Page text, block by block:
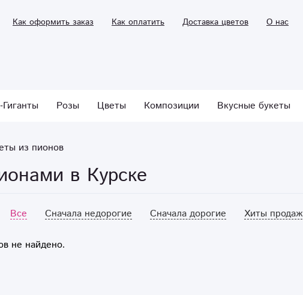
Как оформить заказ Как оплатить Доставка цветов О нас
Розы Цветы Композиции Вкусные букеты
из пионов
в Курске
Все Сначала недорогие Сначала дорогие Хиты продаж
не найдено.